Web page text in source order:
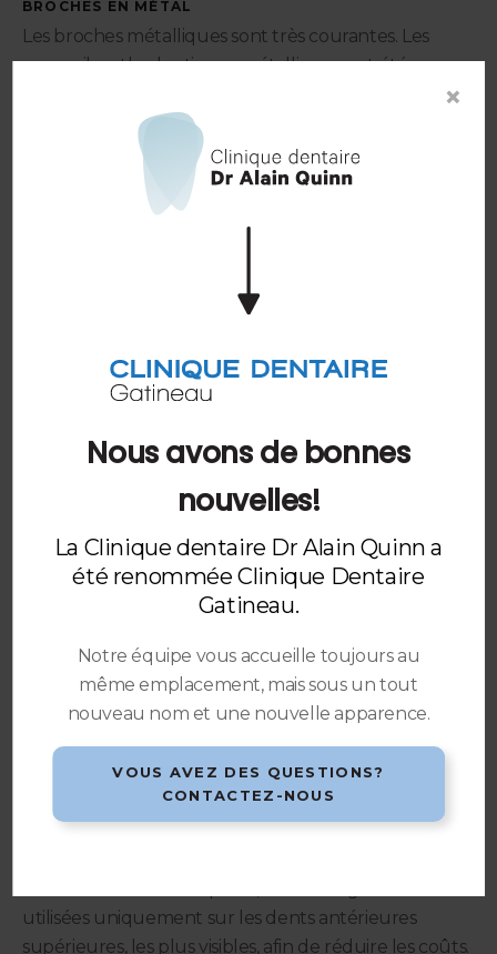
BROCHES EN MÉTAL
Les broches métalliques sont très courantes. Les
appareils orthodontiques métalliques ont été
améliorés grâce aux progrès technologiques récents.
Les broches exercent une pression constante sur vos
dents pour les déplacer lentement vers leur position
souhaitée. Cette pression fait changer la forme de l'os
pour s'adapter à la nouvelle position de vos dents.
grâce aux avancées technologiques. Les boîtiers sont
risque d'irritation à l'intérieur de vos joues ou de vos
lèvres. Cependant, certaines personnes hésitent à
Dans ce cas, les broches claires peuvent être une
BOCHES CLAIRES
De nombreux patients choisissent des broches claires
métalliques. Les boîtiers en céramique sont de
couleur similaire à celle des dents.
Cependant, il faut noter que les broches claires sont
plus fragiles que les broches métalliques, et les
boîtiers en céramique sont plus volumineux que
ceux en métal.
utilisées uniquement sur les dents antérieures
supérieures, les plus visibles, afin de réduire les coûts.
×
Nous avons de bonnes
nouvelles!
La Clinique dentaire Dr Alain Quinn a
été renommée Clinique Dentaire
Gatineau.
Notre équipe vous accueille toujours au
même emplacement, mais sous un tout
nouveau nom et une nouvelle apparence.
VOUS AVEZ DES QUESTIONS?
CONTACTEZ-NOUS